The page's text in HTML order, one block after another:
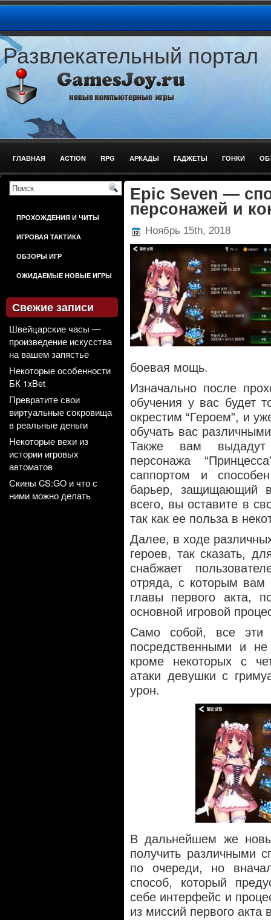
Развлекательный портал
ГЛАВНАЯ ACTION RPG АРКАДЫ ГАДЖЕТЫ ГОНКИ
ШУТЕРЫ
ПРОХОЖДЕНИЯ И ЧИТЫ
ИГРОВАЯ ТАКТИКА
ОБЗОРЫ ИГР
ОЖИДАЕМЫЕ НОВЫЕ ИГРЫ
Свежие записи
Швейцарские часы —
произведение искусства
на вашем запястье
Некоторые особенности
БК 1xBet
Превратите свои
виртуальные сокровища
в реальные деньги
Некоторые вехи из
истории игровых
автоматов
Скины CS:GO и что с
ними можно делать
Epic Seven —
персонажей и
Ноябрь 15th, 2018
боевая мощь.
Изначально после
обучения у вас будет
окрестим “Героем”, и
обучать вас
Также вам выдадут
персонажа
саппортом и
барьер, защищающий
всего, вы оставите в
так как ее польза в
Далее, в ходе
героев, так сказать,
снабжает
отряда, с которым вам
главы первого акта,
основной игровой
Само собой, все эти
посредственными и
кроме некоторых с
атаки девушки с
урон.
В дальнейшем же
получить различными
по очереди, но
способ, который
себе интерфейс и
из миссий первого акта